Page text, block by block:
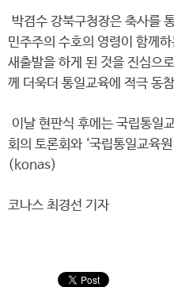
박겸수 강북구청장은 축사를
민주주의 수호의 영령이 함께
새출발을 하게 된 것을 진심으
께 더욱더 통일교육에 적극 동
이날 현판식 후에는 국립통일
회의 토론회와 ‘국립통일교육
(konas)
코나스 최경선 기자